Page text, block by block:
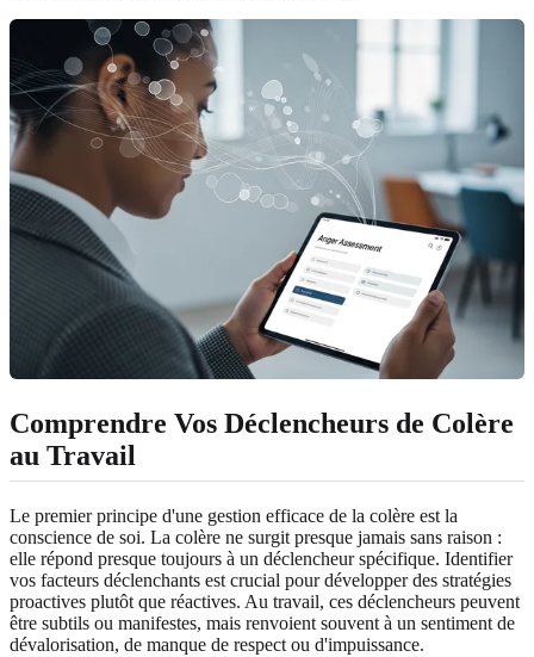
Comprendre Vos Déclencheurs de Colère
au Travail
Le premier principe d'une gestion efficace de la colère est la
conscience de soi. La colère ne surgit presque jamais sans raison :
elle répond presque toujours à un déclencheur spécifique. Identifier
vos facteurs déclenchants est crucial pour développer des stratégies
proactives plutôt que réactives. Au travail, ces déclencheurs peuvent
être subtils ou manifestes, mais renvoient souvent à un sentiment de
dévalorisation, de manque de respect ou d'impuissance.